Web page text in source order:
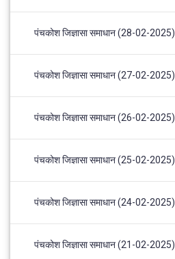
पंचकोश जिज्ञासा समाधान (28-02-2025)
पंचकोश जिज्ञासा समाधान (27-02-2025)
पंचकोश जिज्ञासा समाधान (26-02-2025)
पंचकोश जिज्ञासा समाधान (25-02-2025)
पंचकोश जिज्ञासा समाधान (24-02-2025)
पंचकोश जिज्ञासा समाधान (21-02-2025)